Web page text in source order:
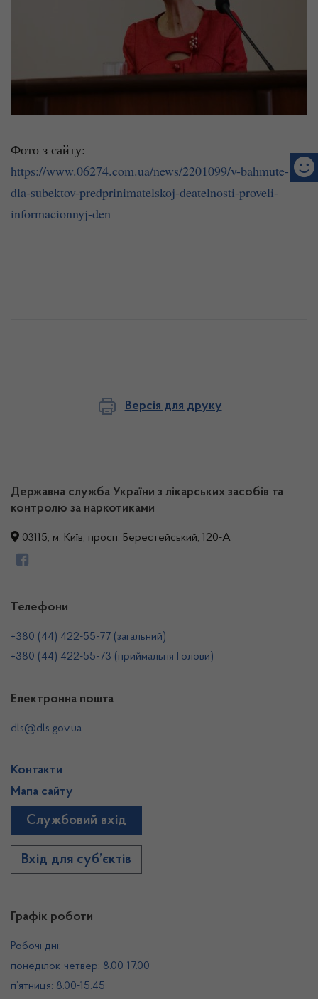
Фото з сайту:
https://www.06274.com.ua/news/2201099/v-bahmute-
dla-subektov-predprinimatelskoj-deatelnosti-proveli-
informacionnyj-den
Версія для друку
Державна служба України з лікарських засобів та
контролю за наркотиками
03115, м. Київ, просп. Берестейський, 120-А
Графік роботи
Робочі дні:
понеділок-четвер: 8.00-17.00
п’ятниця: 8.00-15.45
Телефони
+380 (44) 422-55-77 (загальний)
+380 (44) 422-55-73 (приймальня Голови)
Електронна пошта
dls@dls.gov.ua
Контакти
Мапа сайту
Службовий вхід
Вхід для суб’єктів